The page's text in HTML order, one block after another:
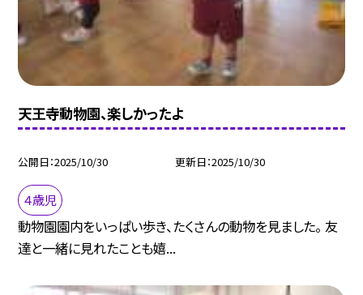
天王寺動物園、楽しかったよ
公開日 2025/10/30 更新日 2025/10/30
４歳児
動物園園内をいっぱい歩き、たくさんの動物を見ました。 友
達と一緒に見れたことも嬉...